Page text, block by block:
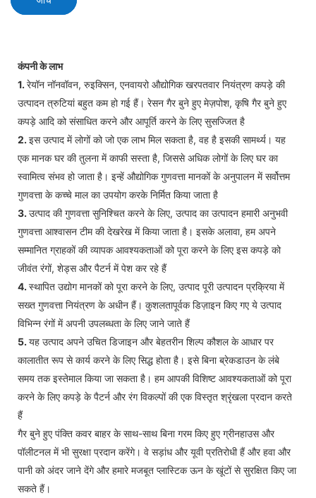
कंपनी के लाभ
1. रेयॉन नॉनवॉवन, रुइक्सिन, एनवायरो औद्योगिक खरपतवार नियंत्रण कपड़े की
उत्पादन त्रुटियां बहुत कम हो गई हैं। रेसन गैर बुने हुए मेज़पोश, कृषि गैर बुने हुए
कपड़े आदि को संसाधित करने और आपूर्ति करने के लिए सुसज्जित है
2. इस उत्पाद में लोगों को जो एक लाभ मिल सकता है, वह है इसकी सामर्थ्य। यह
एक मानक घर की तुलना में काफी सस्ता है, जिससे अधिक लोगों के लिए घर का
स्वामित्व संभव हो जाता है। इन्हें औद्योगिक गुणवत्ता मानकों के अनुपालन में सर्वोत्तम
गुणवत्ता के कच्चे माल का उपयोग करके निर्मित किया जाता है
3. उत्पाद की गुणवत्ता सुनिश्चित करने के लिए, उत्पाद का उत्पादन हमारी अनुभवी
गुणवत्ता आश्वासन टीम की देखरेख में किया जाता है। इसके अलावा, हम अपने
सम्मानित ग्राहकों की व्यापक आवश्यकताओं को पूरा करने के लिए इस कपड़े को
जीवंत रंगों, शेड्स और पैटर्न में पेश कर रहे हैं
4. स्थापित उद्योग मानकों को पूरा करने के लिए, उत्पाद पूरी उत्पादन प्रक्रिया में
सख्त गुणवत्ता नियंत्रण के अधीन हैं। कुशलतापूर्वक डिज़ाइन किए गए ये उत्पाद
विभिन्न रंगों में अपनी उपलब्धता के लिए जाने जाते हैं
5. यह उत्पाद अपने उचित डिजाइन और बेहतरीन शिल्प कौशल के आधार पर
कालातीत रूप से कार्य करने के लिए सिद्ध होता है। इसे बिना ब्रेकडाउन के लंबे
समय तक इस्तेमाल किया जा सकता है। हम आपकी विशिष्ट आवश्यकताओं को पूरा
करने के लिए कपड़े के पैटर्न और रंग विकल्पों की एक विस्तृत श्रृंखला प्रदान करते
हैं
गैर बुने हुए पंक्ति कवर बाहर के साथ-साथ बिना गरम किए हुए ग्रीनहाउस और
पॉलीटनल में भी सुरक्षा प्रदान करेंगे। वे सड़ांध और यूवी प्रतिरोधी हैं और हवा और
पानी को अंदर जाने देंगे और हमारे मजबूत प्लास्टिक ऊन के खूंटों से सुरक्षित किए जा
सकते हैं।